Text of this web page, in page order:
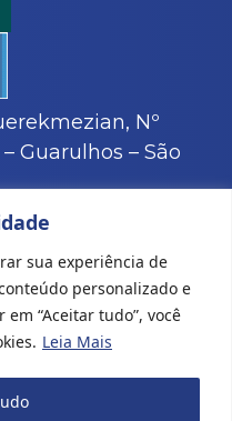
sua experiência de
personalizado e
“Aceitar tudo”, você
Leia Mais
Nº
Guarulhos – São
Karina Plásticos